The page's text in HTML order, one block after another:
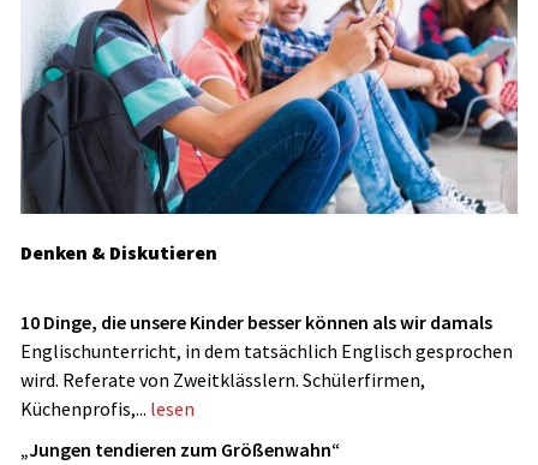
Denken & Diskutieren
10 Dinge, die unsere Kinder besser können als wir damals
Englischunterricht, in dem tatsächlich Englisch gesprochen
wird. Referate von Zweitklässlern. Schülerfirmen,
Küchenprofis,... lesen
„Jungen tendieren zum Größenwahn“